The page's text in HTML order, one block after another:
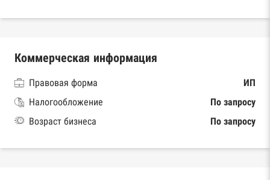
Коммерческая информация
Правовая форма
ИП
Налогообложение
По запросу
Возраст бизнеса
По запросу